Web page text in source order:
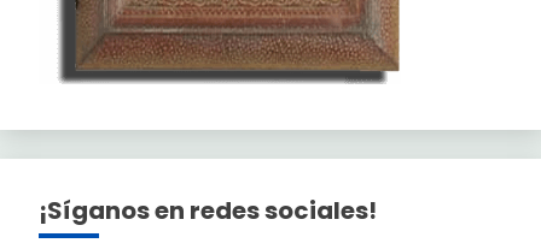
¡Síganos en redes sociales!